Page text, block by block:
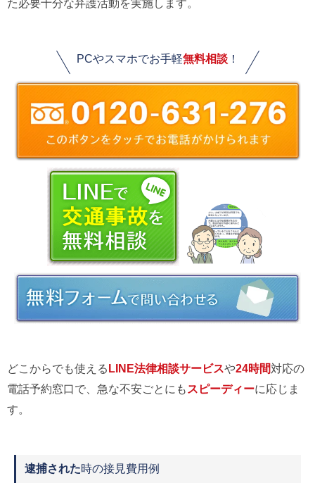
た必要十分な弁護活動を実施します。
PCやスマホでお手軽無料相談！
どこからでも使えるLINE法律相談サービスや24時間対応の
電話予約窓口で、急な不安ごとにも スピーディーに応じま
す。
逮捕された時の接見費用例